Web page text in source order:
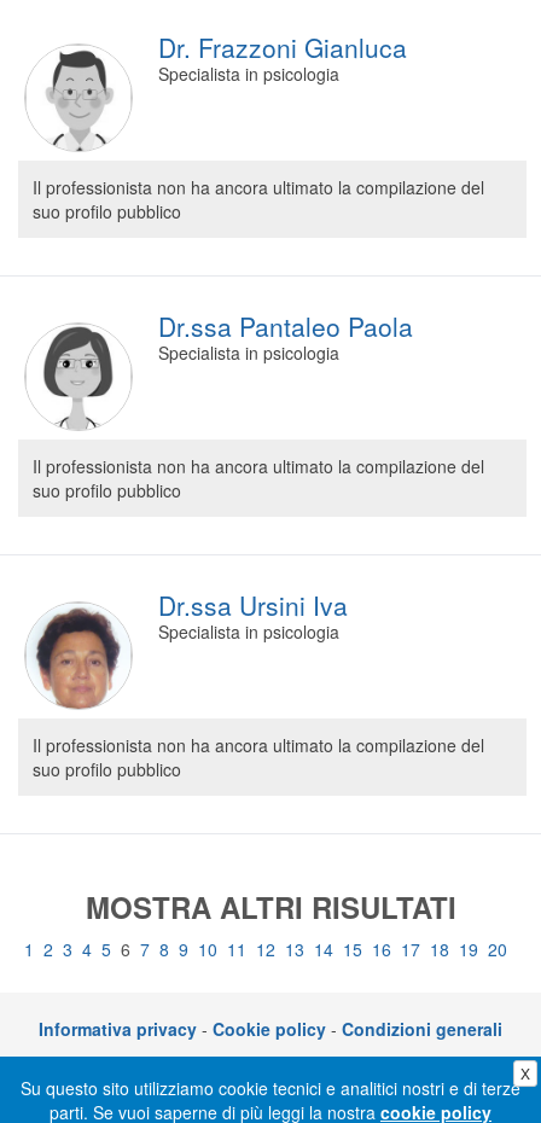
Dr. Frazzoni Gianluca
Specialista in psicologia
Il professionista non ha ancora ultimato la compilazione del
suo profilo pubblico
Dr.ssa Pantaleo Paola
Specialista in psicologia
Il professionista non ha ancora ultimato la compilazione del
suo profilo pubblico
Dr.ssa Ursini Iva
Specialista in psicologia
Il professionista non ha ancora ultimato la compilazione del
suo profilo pubblico
MOSTRA ALTRI RISULTATI
1 2 3 4 5 6 7 8 9 10 11 12 13 14 15 16 17 18 19 20
Su questo sito utilizziamo cookie tecnici e analitici nostri e di terze
parti. Se vuoi saperne di più leggi la nostra cookie policy
X
Informativa privacy - Cookie policy - Condizioni generali
CLICKDOC è un servizio di CGM Italia S.r.l. - P.I. 05014030729 – Via adriano
Olivetti 10, 70056 Molfetta (BA)